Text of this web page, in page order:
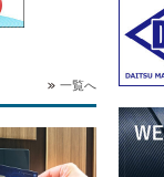
一覧へ